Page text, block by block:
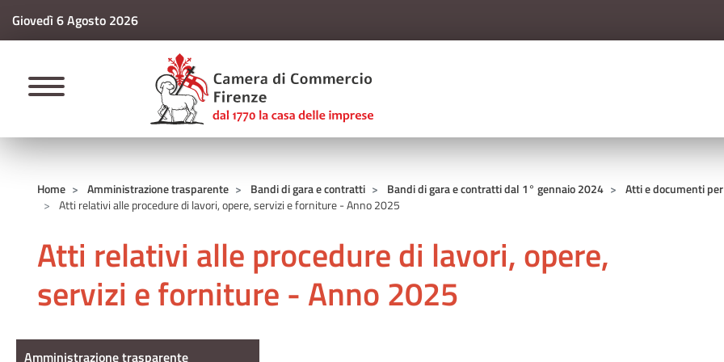
Giovedì 6 Agosto 2026
CAMERE DI COMMERCIO D'ITALIA
Home Amministrazione trasparente Bandi di gara e contratti Bandi di gara e contratti dal 1° gennaio 2024
Atti e documenti
Atti relativi alle procedure di lavori, opere, servizi e forniture - Anno 2025
Atti relativi alle procedure di lavori, opere,
servizi e forniture - Anno 2025
Amministrazione Trasparente
Amministrazione trasparente